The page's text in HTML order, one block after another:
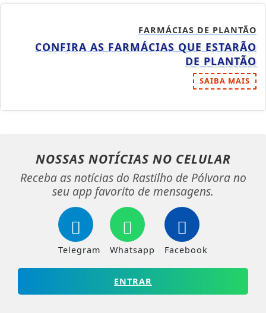
FARMÁCIAS DE PLANTÃO
CONFIRA AS FARMÁCIAS QUE ESTARÃO
DE PLANTÃO
SAIBA MAIS
NOSSAS NOTÍCIAS NO CELULAR
Receba as notícias do Rastilho de Pólvora no
seu app favorito de mensagens.
Telegram Whatsapp Facebook
ENTRAR